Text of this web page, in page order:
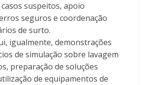
suspeitos, apoio
seguros e coordenação
de surto.
igualmente, demonstrações
de simulação sobre lavagem
preparação de soluções
de equipamentos de